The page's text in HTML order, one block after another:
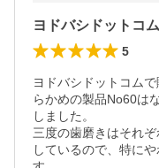
5
ヨドバシドットコム
らかめの製品No60は
しました。
三度の歯磨きはそれ
しているので、特に